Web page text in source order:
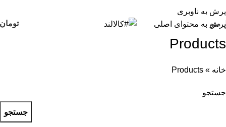
پرش به ناوبری
پرش به محتوای اصلی
منو تومان
Products
خانه »
Products
جستجو
جستجو